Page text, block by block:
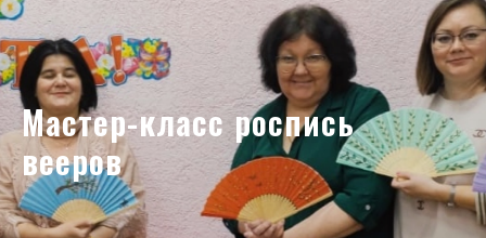
Мастер-класс роспись
вееров